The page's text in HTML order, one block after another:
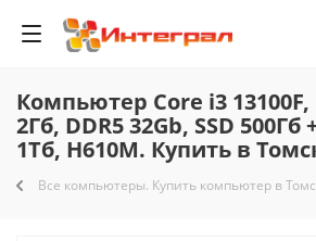
Компьютер Core i3 13100F,
2Гб, DDR5 32Gb, SSD 500Гб
1Тб, H610M. Купить в
Все компьютеры. Купить компьютер в